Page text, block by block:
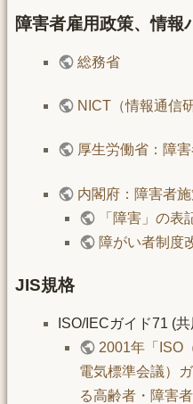
障害者雇用政策、情報
総務省
NICT（情報通信
厚生労働省：障
内閣府：障害者
「障害」の
障がい者制度
JIS規格
ISO/IECガイド71 (
2001年「ISO
電気標準会議）
る高齢者・障害